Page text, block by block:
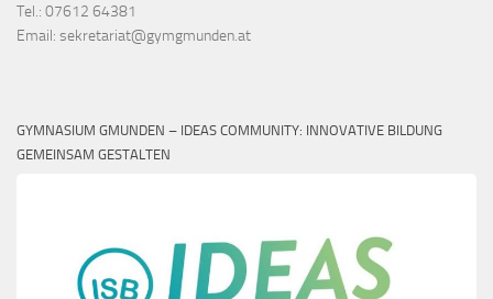
Tel.: 07612 64381
Email: sekretariat@gymgmunden.at
GYMNASIUM GMUNDEN – IDEAS COMMUNITY: INNOVATIVE BILDUNG
GEMEINSAM GESTALTEN